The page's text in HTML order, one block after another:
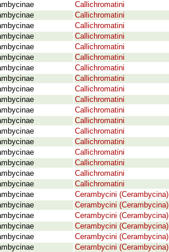
Callichromatini
Callichromatini
Callichromatini
Callichromatini
Callichromatini
Callichromatini
Callichromatini
Callichromatini
Callichromatini
Callichromatini
Callichromatini
Callichromatini
Callichromatini
Callichromatini
Callichromatini
Callichromatini
Callichromatini
Callichromatini
Cerambycini (Cerambycina)
Cerambycini (Cerambycina)
Cerambycini (Cerambycina)
Cerambycini (Cerambycina)
Cerambycini (Cerambycina)
Cerambycini (Cerambycina)